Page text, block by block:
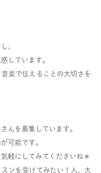
、
しています。
楽で伝えることの大切さを
んを募集しています。
可能です。
軽にしてみてくださいね＊
ンを受けてみたい！人、大